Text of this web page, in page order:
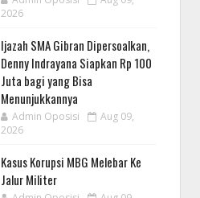
2026
Ijazah SMA Gibran Dipersoalkan,
Denny Indrayana Siapkan Rp 100
Juta bagi yang Bisa
Menunjukkannya
Admin Oposisi
Aug 09,
2026
Kasus Korupsi MBG Melebar Ke
Jalur Militer